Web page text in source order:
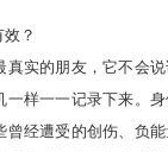
？
实的朋友，它不会说
一样一一记录下来。
曾经遭受的创伤、负